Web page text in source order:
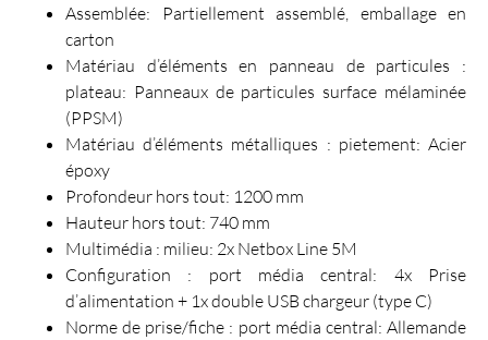
Assemblée: Partiellement assemblé, emballage en
carton
Matériau d’éléments en panneau de particules :
plateau: Panneaux de particules surface mélaminée
(PPSM)
Matériau d’éléments métalliques : pietement: Acier
époxy
Profondeur hors tout: 1200 mm
Hauteur hors tout: 740 mm
Multimédia : milieu: 2x Netbox Line 5M
Configuration : port média central: 4x Prise
d’alimentation + 1x double USB chargeur (type C)
Norme de prise/fiche : port média central: Allemande